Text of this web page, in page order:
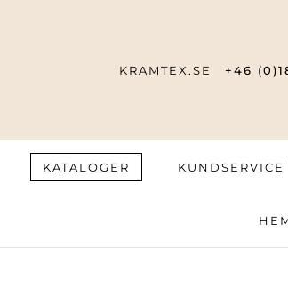
KRAMTEX.SE +46
KATALOGER KUNDSERVICE